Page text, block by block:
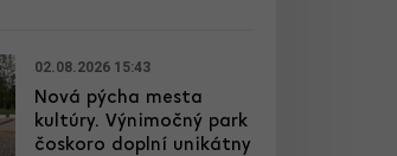
02.08.2026 15:43
Nová pýcha mesta
kultúry. Výnimočný park
čoskoro doplní unikátny